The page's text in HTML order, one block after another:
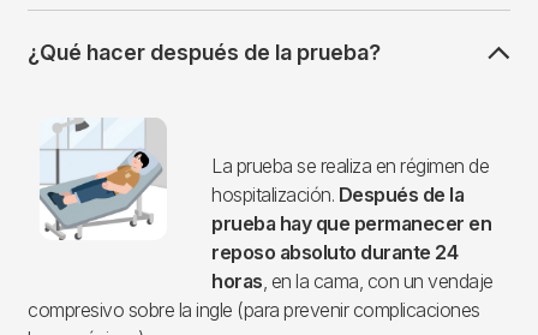
¿Qué hacer después de la prueba?
La prueba se realiza en régimen de
hospitalización. Después de la
prueba hay que permanecer en
reposo absoluto durante 24
horas , en la cama, con un vendaje
compresivo sobre la ingle (para prevenir complicaciones